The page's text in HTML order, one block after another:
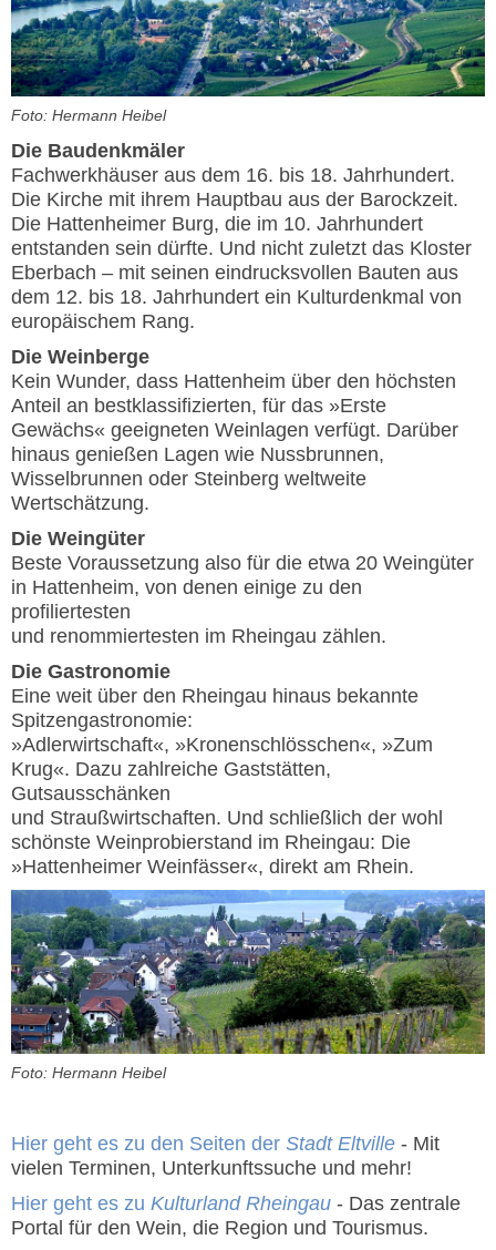
Foto: Hermann Heibel
Die Baudenkmäler
Fachwerkhäuser aus dem 16. bis 18. Jahrhundert.
Die Kirche mit ihrem Hauptbau aus der Barockzeit.
Die Hattenheimer Burg, die im 10. Jahrhundert
entstanden sein dürfte. Und nicht zuletzt das Kloster
Eberbach – mit seinen eindrucksvollen Bauten aus
dem 12. bis 18. Jahrhundert ein Kulturdenkmal von
europäischem Rang.
Die Weinberge
Kein Wunder, dass Hattenheim über den höchsten
Anteil an bestklassifizierten, für das »Erste
Gewächs« geeigneten Weinlagen verfügt. Darüber
hinaus genießen Lagen wie Nussbrunnen,
Wisselbrunnen oder Steinberg weltweite
Wertschätzung.
Die Weingüter
Beste Voraussetzung also für die etwa 20 Weingüter
in Hattenheim, von denen einige zu den
profiliertesten
und renommiertesten im Rheingau zählen.
Die Gastronomie
Eine weit über den Rheingau hinaus bekannte
Spitzengastronomie:
»Adlerwirtschaft«, »Kronenschlösschen«, »Zum
Krug«. Dazu zahlreiche Gaststätten,
Gutsausschänken
und Straußwirtschaften. Und schließlich der wohl
schönste Weinprobierstand im Rheingau: Die
»Hattenheimer Weinfässer«, direkt am Rhein.
Foto: Hermann Heibel
Hier geht es zu den Seiten der Stadt Eltville - Mit
vielen Terminen, Unterkunftssuche und mehr!
Hier geht es zu Kulturland Rheingau - Das zentrale
Portal für den Wein, die Region und Tourismus.